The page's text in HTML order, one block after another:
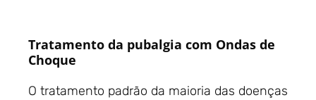
Tratamento da pubalgia com Ondas de
Choque
O tratamento padrão da maioria das doenças